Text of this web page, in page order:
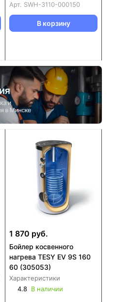
Арт. SWH-3110-000150
В корзину
1 870 руб.
Бойлер косвенного
нагрева TESY EV 9S 160
60 (305053)
Характеристики
4.8 В наличии